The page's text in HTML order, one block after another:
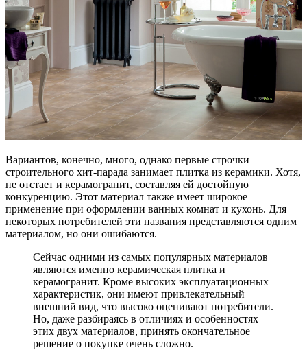
Вариантов, конечно, много, однако первые строчки
строительного хит-парада занимает плитка из керамики. Хотя,
не отстает и керамогранит, составляя ей достойную
конкуренцию. Этот материал также имеет широкое
применение при оформлении ванных комнат и кухонь. Для
некоторых потребителей эти названия представляются одним
материалом, но они ошибаются.
Сейчас одними из самых популярных материалов
являются именно керамическая плитка и
керамогранит. Кроме высоких эксплуатационных
характеристик, они имеют привлекательный
внешний вид, что высоко оценивают потребители.
Но, даже разбираясь в отличиях и особенностях
этих двух материалов, принять окончательное
решение о покупке очень сложно.